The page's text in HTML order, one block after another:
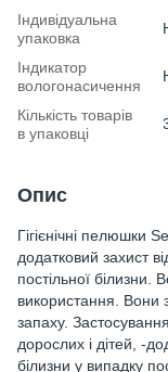
Індивідуальна
упаковка
Індикатор
вологонасичення
Кількість товарів
в упаковці
Опис
Гігієнічні пелюшки
додатковий захист
постільної білизни.
використання. Вони
запаху.
дорослих і дітей, -
білизни у випадку